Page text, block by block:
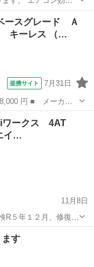
ダル少し重いです。
預かり金
ースグレード Ａ
キーレス （…
提携サイト 7月31日
レード名： ベー
ス ■ 排気量：
ワークス 4AT
イ…
11月8日
５年１２月、修復歴
にて、94,000kmで
イル滲み（パッ...
ります